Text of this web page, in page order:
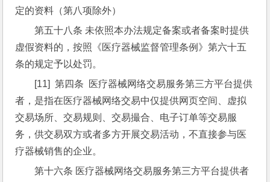
定的资料（第八项除外）
第五十八条 未依照本办法规定备案或者备案时提供
虚假资料的，按照《医疗器械监督管理条例》第六十五
条的规定予以处罚。
[11]  第四条  医疗器械网络交易服务第三方平台提供
者，是指在医疗器械网络交易中仅提供网页空间、虚拟
交易场所、交易规则、交易撮合、电子订单等交易服
务，供交易双方或者多方开展交易活动，不直接参与医
疗器械销售的企业。
第十六条 医疗器械网络交易服务第三方平台提供者